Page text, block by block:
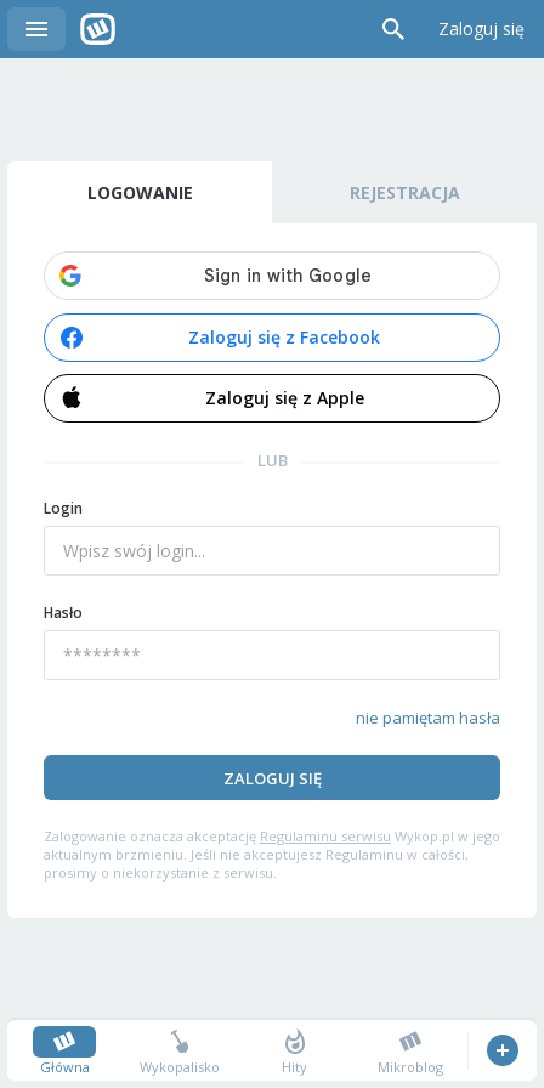
Zaloguj się
LOGOWANIE REJESTRACJA
Zaloguj się z Facebook
Zaloguj się z Apple
LUB
Login
Hasło
nie pamiętam hasła
ZALOGUJ SIĘ
Zalogowanie oznacza akceptację Regulaminu serwisu Wykop.pl w jego
aktualnym brzmieniu. Jeśli nie akceptujesz Regulaminu w całości,
prosimy o niekorzystanie z serwisu.
Główna Wykopalisko Hity Mikroblog